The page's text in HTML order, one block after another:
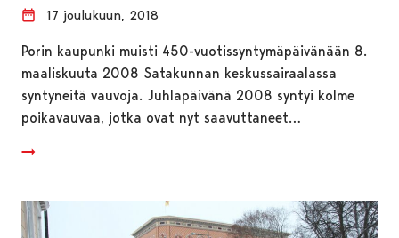
17 joulukuun, 2018
Porin kaupunki muisti 450-vuotissyntymäpäivänään 8.
maaliskuuta 2008 Satakunnan keskussairaalassa
syntyneitä vauvoja. Juhlapäivänä 2008 syntyi kolme
poikavauvaa, jotka ovat nyt saavuttaneet…